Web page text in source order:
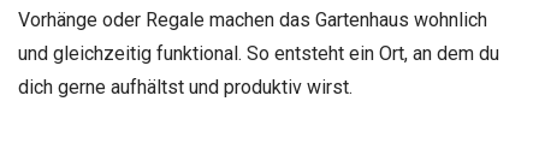
Vorhänge oder Regale machen das Gartenhaus wohnlich
und gleichzeitig funktional. So entsteht ein Ort, an dem du
dich gerne aufhältst und produktiv wirst.